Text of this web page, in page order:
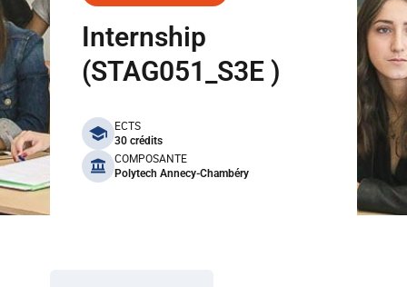
Internship
(STAG051_S3E )
benefits
ECTS
30 crédits
COMPOSANTE
Polytech Annecy-Chambéry